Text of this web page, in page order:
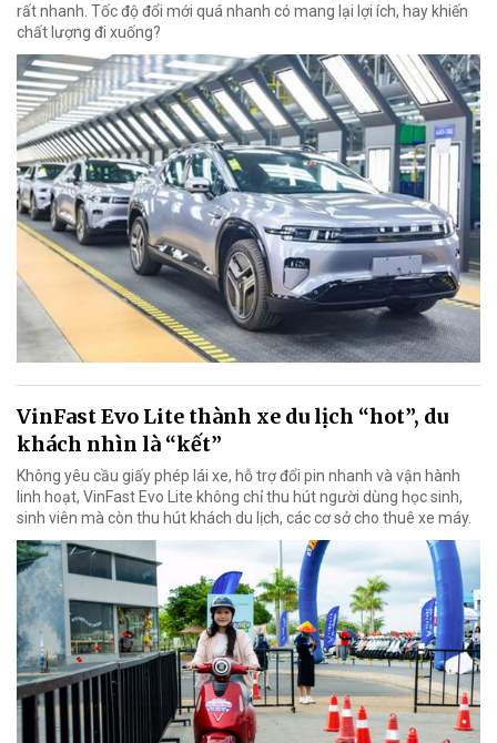
rất nhanh. Tốc độ đổi mới quá nhanh có mang lại lợi ích, hay khiến
chất lượng đi xuống?
VinFast Evo Lite thành xe du lịch “hot”, du
khách nhìn là “kết”
Không yêu cầu giấy phép lái xe, hỗ trợ đổi pin nhanh và vận hành
linh hoạt, VinFast Evo Lite không chỉ thu hút người dùng học sinh,
sinh viên mà còn thu hút khách du lịch, các cơ sở cho thuê xe máy.